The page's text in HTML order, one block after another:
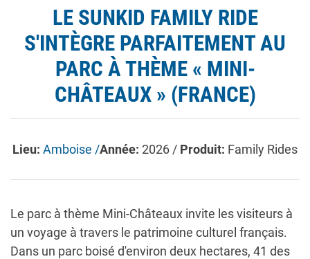
LE SUNKID FAMILY RIDE
S'INTÈGRE PARFAITEMENT AU
PARC À THÈME « MINI-
CHÂTEAUX » (FRANCE)
Lieu: Amboise /Année: 2026 / Produit: Family Rides
Le parc à thème Mini-Châteaux invite les visiteurs à
un voyage à travers le patrimoine culturel français.
Dans un parc boisé d'environ deux hectares, 41 des